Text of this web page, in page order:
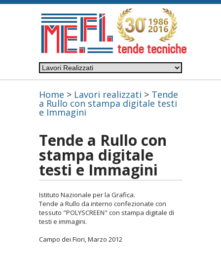
Home > Lavori realizzati > Tende
a Rullo con stampa digitale testi
e Immagini
Tende a Rullo con
stampa digitale
testi e Immagini
Istituto Nazionale per la Grafica.
Tende a Rullo da interno confezionate con
tessuto "POLYSCREEN" con stampa digitale di
testi e immagini.
Campo dei Fiori, Marzo 2012